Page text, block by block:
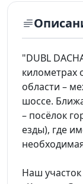
"DUBL
километрах
области –
шоссе.
– посёлок
езды), где
Наш